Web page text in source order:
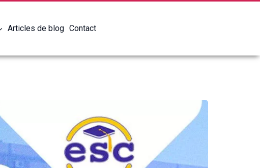
Articles de blog Contact